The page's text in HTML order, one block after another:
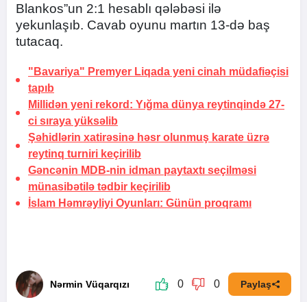
Blankos”un 2:1 hesablı qələbəsi ilə
yekunlaşıb. Cavab oyunu martın 13-də baş
tutacaq.
"Bavariya" Premyer Liqada yeni cinah müdafiəçisi
tapıb
Millidən yeni rekord: Yığma dünya reytinqində 27-
ci sıraya yüksəlib
Şəhidlərin xatirəsinə həsr olunmuş karate üzrə
reytinq turniri keçirilib
Gəncənin MDB-nin idman paytaxtı seçilməsi
münasibətilə tədbir keçirilib
İslam Həmrəyliyi Oyunları: Günün proqramı
Nərmin Vüqarqızı 0 0 Paylaş